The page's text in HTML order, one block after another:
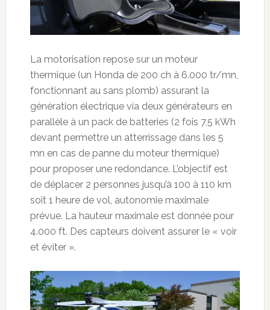
La motorisation repose sur un moteur
thermique (un Honda de 200 ch à 6.000 tr/mn,
fonctionnant au sans plomb) assurant la
génération électrique via deux générateurs en
parallèle à un pack de batteries (2 fois 7,5 kWh
devant permettre un atterrissage dans les 5
mn en cas de panne du moteur thermique)
pour proposer une redondance. L’objectif est
de déplacer 2 personnes jusqu’à 100 à 110 km
soit 1 heure de vol, autonomie maximale
prévue. La hauteur maximale est donnée pour
4.000 ft. Des capteurs doivent assurer le « voir
et éviter ».